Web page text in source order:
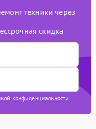
техники через
скидка
конфиденциальности